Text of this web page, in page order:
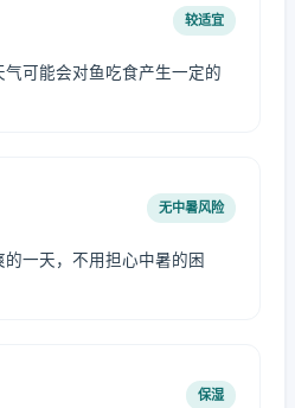
较适宜
可能会对鱼吃食产生一定的
无中暑风险
一天，不用担心中暑的困
保湿